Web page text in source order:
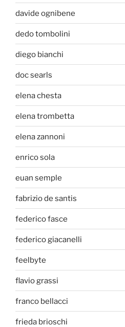
davide ognibene
dedo tombolini
diego bianchi
doc searls
elena chesta
elena trombetta
elena zannoni
enrico sola
euan semple
fabrizio de santis
federico fasce
federico giacanelli
feelbyte
flavio grassi
franco bellacci
frieda brioschi